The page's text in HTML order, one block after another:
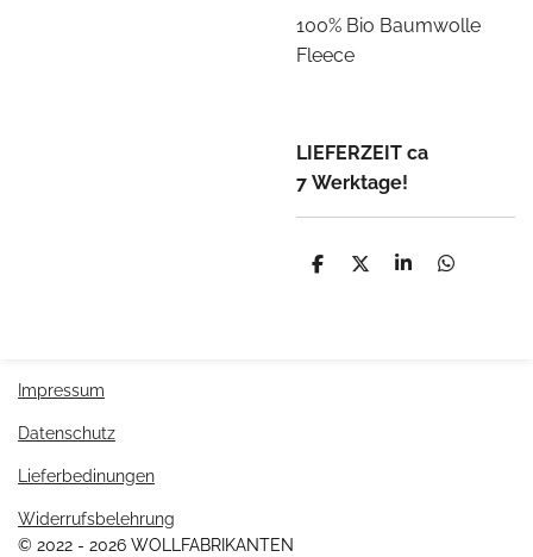
100% Bio Baumwolle
Fleece
LIEFERZEIT ca
7 Werktage!
T
T
T
T
Impressum
Datenschutz
Lieferbedinungen
Widerrufsbelehrung
© 2022 - 2026 WOLLFABRIKANTEN